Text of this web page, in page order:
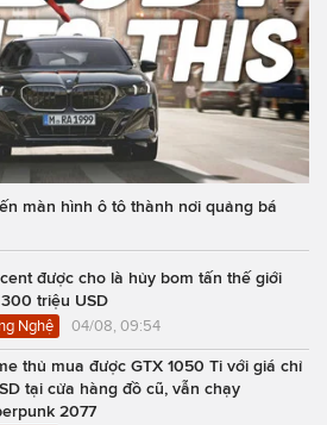
màn hình ô tô thành nơi quảng bá
được cho là hủy bom tấn thế giới
triệu USD
Nghệ 04/08, 09:54
thủ mua được GTX 1050 Ti với giá chỉ
tại cửa hàng đồ cũ, vẫn chạy
2077